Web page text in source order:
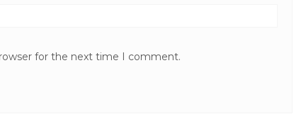
for the next time I comment.